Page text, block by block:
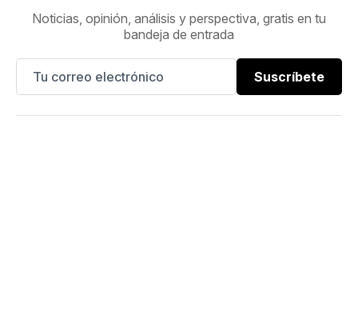
Noticias, opinión, análisis y perspectiva, gratis en tu
bandeja de entrada
Suscríbete